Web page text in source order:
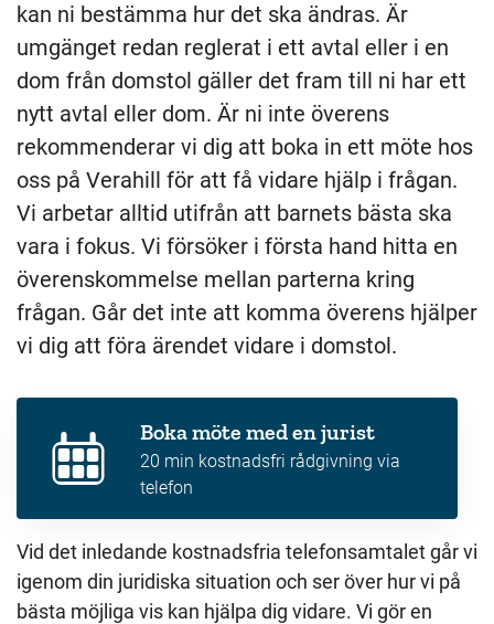
kan ni bestämma hur det ska ändras. Är
umgänget redan reglerat i ett avtal eller i en
dom från domstol gäller det fram till ni har ett
nytt avtal eller dom. Är ni inte överens
rekommenderar vi dig att boka in ett möte hos
oss på Verahill för att få vidare hjälp i frågan.
Vi arbetar alltid utifrån att barnets bästa ska
vara i fokus. Vi försöker i första hand hitta en
överenskommelse mellan parterna kring
frågan. Går det inte att komma överens hjälper
vi dig att föra ärendet vidare i domstol.
Boka möte med en jurist
20 min kostnadsfri rådgivning via
telefon
Vid det inledande kostnadsfria telefonsamtalet går vi
igenom din juridiska situation och ser över hur vi på
bästa möjliga vis kan hjälpa dig vidare. Vi gör en